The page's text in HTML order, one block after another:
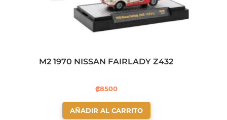
M2 1970 NISSAN FAIRLADY Z432
₡8500
AÑADIR AL CARRITO